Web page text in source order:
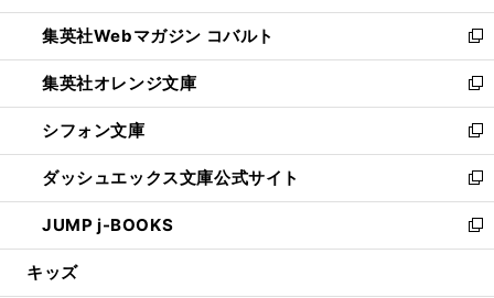
開
く
ウ
で
開
く
ン
ド
ウ
で
開
く
ウ
ィ
ン
ド
ウ
で
開
く
集英社Webマガジン コバルト
新
し
い
ウ
ィ
ン
ド
ウ
で
開
集英社オレンジ文庫
新
し
い
ウ
ィ
ン
ド
ウ
シフォン文庫
新
し
い
ウ
ィ
ン
ダッシュエックス文庫公式サイト
新
し
い
ウ
JUMP j-BOOKS
新
し
キッズ